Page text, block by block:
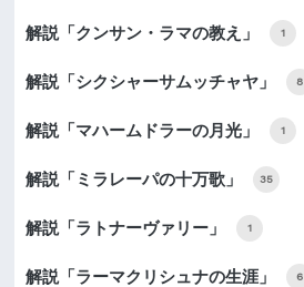
解説「クンサン・ラマの教え」 1
解説「シクシャーサムッチャヤ」 8
解説「マハームドラーの月光」 1
解説「ミラレーパの十万歌」 35
解説「ラトナーヴァリー」 1
解説「ラーマクリシュナの生涯」 6